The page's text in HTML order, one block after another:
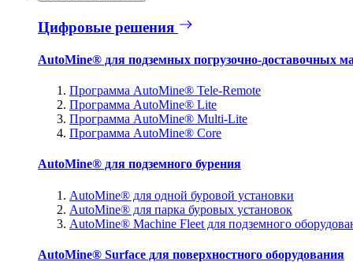
Цифровые решения
AutoMine® для подземных погрузочно-доставочных
Программа AutoMine® Tele-Remote
Программа AutoMine® Lite
Программа AutoMine® Multi-Lite
Программа AutoMine® Core
AutoMine® для подземного бурения
AutoMine® для одной буровой установки
AutoMine® для парка буровых установок
AutoMine® Machine Fleet для подземного
AutoMine® Surface для поверхностного оборудования